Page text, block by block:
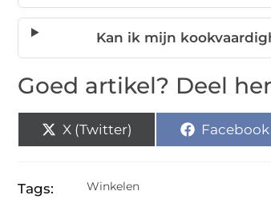
Kan ik mijn
Goed artikel? Deel
X (Twitter) Facebook
Tags: Winkelen